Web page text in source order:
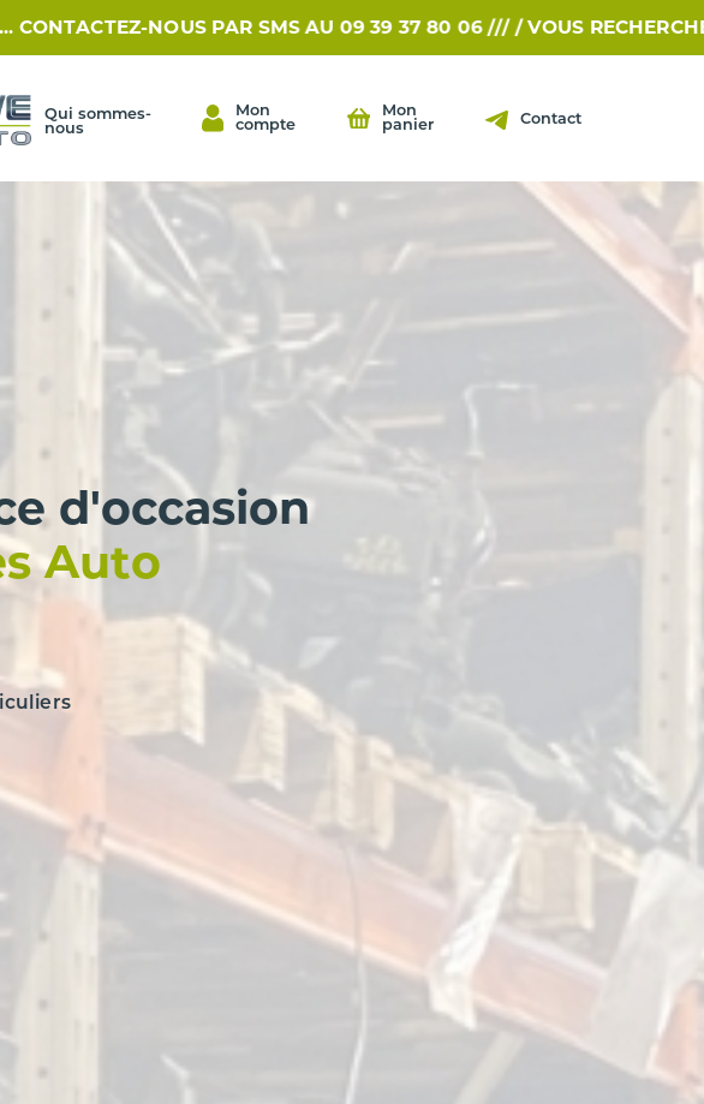
NOUS PAR SMS AU 09 39 37 80 06 /// / VOUS RECHERCHEZ UNE
Qui sommes-
nous
Mon
compte
Mon
panier
Contact
d'occasion
Auto